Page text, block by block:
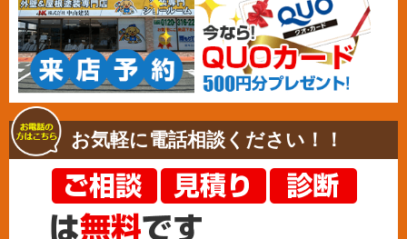
お気軽に電話相談ください！！